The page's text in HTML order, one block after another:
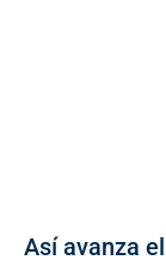
Así avanza